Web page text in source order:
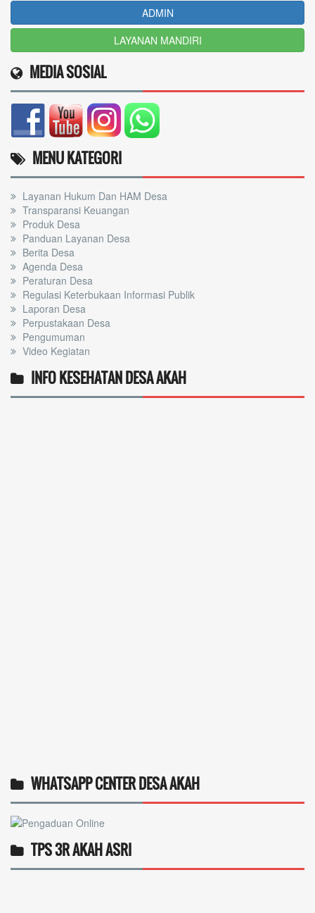
ADMIN
LAYANAN MANDIRI
MEDIA SOSIAL
MENU KATEGORI
Layanan Hukum Dan HAM Desa
Transparansi Keuangan
Produk Desa
Panduan Layanan Desa
Berita Desa
Agenda Desa
Peraturan Desa
Regulasi Keterbukaan Informasi Publik
Laporan Desa
Perpustakaan Desa
Pengumuman
Video Kegiatan
INFO KESEHATAN DESA AKAH
WHATSAPP CENTER DESA AKAH
TPS 3R AKAH ASRI